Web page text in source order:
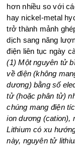
hơn nhiều so với
hay nickel-metal
trở thành mảnh
dịch sang năng
điện liên tục ngày
(1) Một nguyên tử
về điện (không
dương) bằng số
tử (hoặc phân tử)
chúng mang điện
ion dương (cation),
Lithium có xu
này, nguyên tử